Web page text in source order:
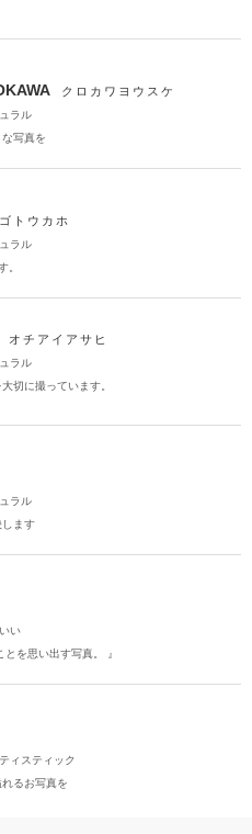
衣装追加無料
ペットと撮影
豊富なドレス
フォト＋会食
クロカワヨウスケ
ラル
写真を
ゴトウカホ
ラル
。
オチアイアサヒ
ラル
切に撮っています。
ラル
します
い
とを思い出す写真。 』
ィスティック
るお写真を